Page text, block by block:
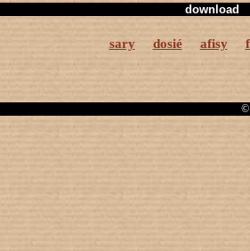
download
sary dosié afisy
©